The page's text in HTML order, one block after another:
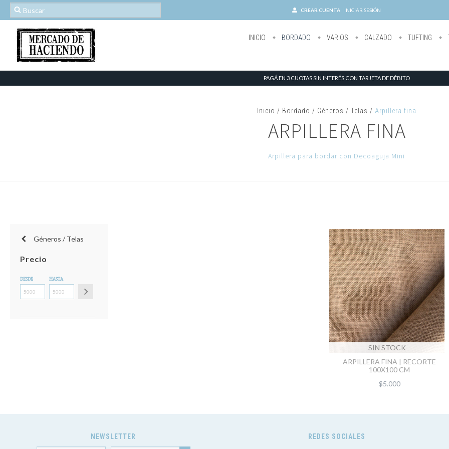
CREAR CUENTA INICIAR SESIÓN
INICIO BORDADO VARIOS CALZADO TUFTING
PAGÁ EN 3 CUOTAS SIN INTERÉS CON TARJETA DE DÉBITO
Inicio / Bordado / Géneros / Telas / Arpillera fina
ARPILLERA FINA
Arpillera para bordar con Decoaguja Mini
Géneros / Telas
Precio
DESDE HASTA
SIN STOCK
ARPILLERA FINA | RECORTE
100X100 CM
$5.000
NEWSLETTER REDES SOCIALES